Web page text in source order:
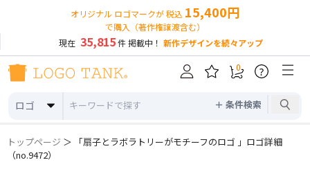
オリジナル ロゴマークが 税込 15,400円
で購入（著作権譲渡含む）
現在 35,815件 掲載中！ 新作デザインを続々アップ
ロゴ ＋ 条件検索
0 ?
トップページ ＞ 「扇子とラボラトリーがモチーフのロゴ 」ロゴ詳細
（no.9472）